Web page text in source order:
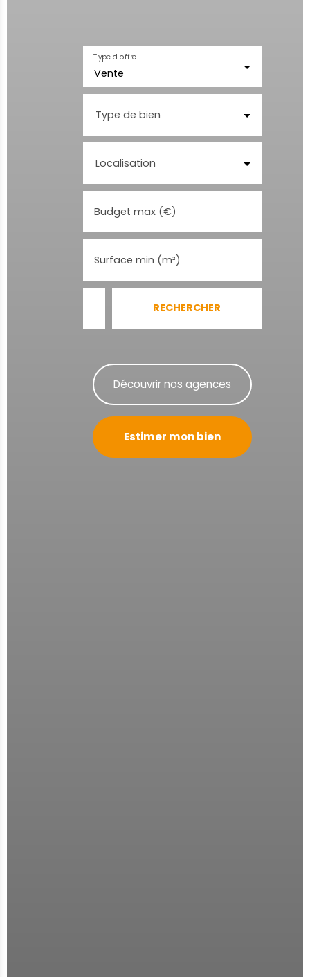
Vente
Type d'offre
Type de bien
Localisation
Budget max (€)
Surface min (m²)
RECHERCHER
Découvrir nos agences
Estimer mon bien